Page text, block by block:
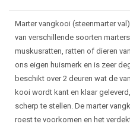
Beschrijving
Marter vangkooi (steenmarter
van verschillende soorten
muskusratten, ratten of dieren
ons eigen huismerk en is zeer
beschikt over 2 deuren wat de
kooi wordt kant en klaar
scherp te stellen. De marter
roest te voorkomen en het